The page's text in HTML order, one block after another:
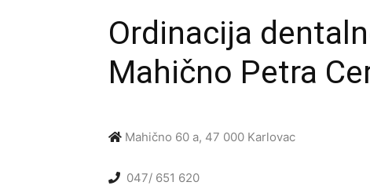
Ordinacija
Mahično Petra
Mahično 60 a, 47 000 Karlovac
047/ 651 620